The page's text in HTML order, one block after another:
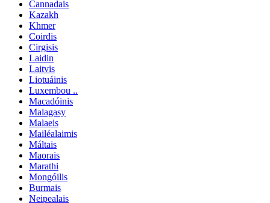
Cannadais
Kazakh
Khmer
Coirdis
Cirgisis
Laidin
Laitvis
Liotuáinis
Luxembou ..
Macadóinis
Malagasy
Malaeis
Mailéalaimis
Máltais
Maorais
Marathi
Mongóilis
Burmais
Neipealais